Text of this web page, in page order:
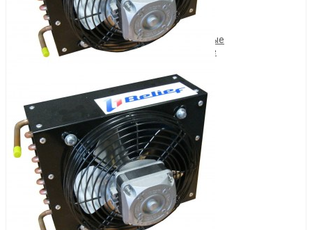
Цифровые
Цифровые (E-ECO)
Серия BS-O
Среднетемпературные
Низкотемпературные